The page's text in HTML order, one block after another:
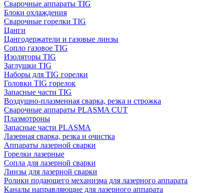
Сварочные аппараты TIG
Блоки охлаждения
Сварочные горелки TIG
Цанги
Цангодержатели и газовые линзы
Сопло газовое TIG
Изоляторы TIG
Заглушки TIG
Наборы для TIG горелки
Головки TIG горелок
Запасные части TIG
Воздушно-плазменная сварка, резка и строжка
Сварочные аппараты PLASMA CUT
Плазмотроны
Запасные части PLASMA
Лазерная сварка, резка и очистка
Аппараты лазерной сварки
Горелки лазерные
Сопла для лазерной сварки
Линзы для лазерной сварки
Ролики подающего механизма для лазерного аппарата
Каналы направляющие для лазерного аппарата